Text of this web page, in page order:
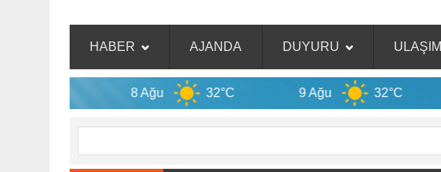
HABER AJANDA DUYURU ULAŞIM
32°C 32°C 10 Ağu